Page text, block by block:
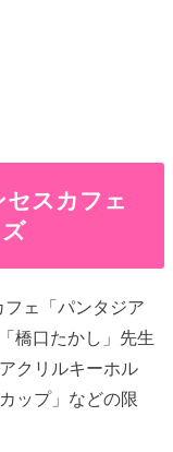
スカフェ
ェ「パンタジア
橋口たかし」先生
クリルキーホル
ップ」などの限